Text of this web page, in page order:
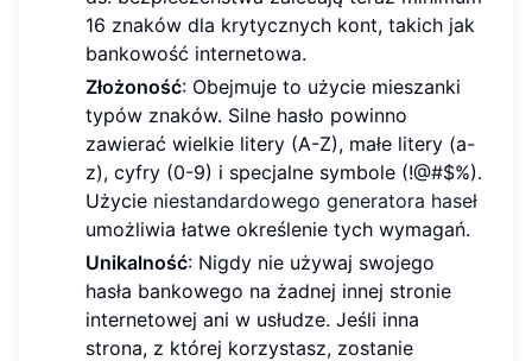
16 znaków dla krytycznych kont, takich jak
bankowość internetowa.
Złożoność: Obejmuje to użycie mieszanki
typów znaków. Silne hasło powinno
zawierać wielkie litery (A-Z), małe litery (a-
z), cyfry (0-9) i specjalne symbole (!@#$%).
Użycie niestandardowego generatora haseł
umożliwia łatwe określenie tych wymagań.
Unikalność: Nigdy nie używaj swojego
hasła bankowego na żadnej innej stronie
internetowej ani w usłudze. Jeśli inna
strona, z której korzystasz, zostanie